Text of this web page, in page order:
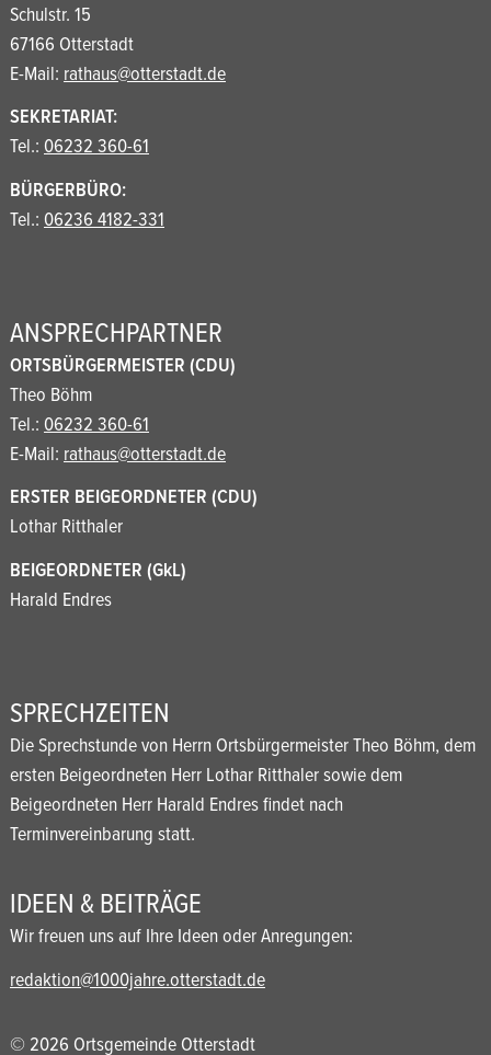
Schulstr. 15
67166 Otterstadt
E-Mail: rathaus@otterstadt.de
SEKRETARIAT:
Tel.: 06232 360-61
BÜRGERBÜRO:
Tel.: 06236 4182-331
ANSPRECHPARTNER
ORTSBÜRGERMEISTER (CDU)
Theo Böhm
Tel.: 06232 360-61
E-Mail: rathaus@otterstadt.de
ERSTER BEIGEORDNETER (CDU)
Lothar Ritthaler
BEIGEORDNETER (GkL)
Harald Endres
SPRECHZEITEN
Die Sprechstunde von Herrn Ortsbürgermeister Theo Böhm, dem
ersten Beigeordneten Herr Lothar Ritthaler sowie dem
Beigeordneten Herr Harald Endres findet nach
Terminvereinbarung statt.
IDEEN & BEITRÄGE
Wir freuen uns auf Ihre Ideen oder Anregungen:
redaktion@1000jahre.otterstadt.de
© 2026 Ortsgemeinde Otterstadt